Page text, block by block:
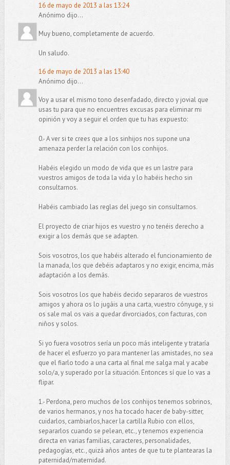
16 de mayo de 2013 a las 13:24
Anónimo dijo...
Muy bueno, completamente de acuerdo.
Un saludo.
16 de mayo de 2013 a las 13:40
Anónimo dijo...
Voy a usar el mismo tono desenfadado, directo y jovial que
usas tu para que no encuentres excusas para eliminar mi
opinión y voy a seguir el orden que tu has expuesto:
0.- A ver si te crees que a los sinhijos nos supone una
amenaza perder la relación con los conhijos.
Habéis elegido un modo de vida que es un lastre para
vuestros amigos de toda la vida y lo habéis hecho sin
consultarnos.
Habéis cambiado las reglas del juego sin consultarnos.
El proyecto de criar hijos es vuestro y no tenéis derecho a
exigir a los demás que se adapten.
Sois vosotros, los que habéis alterado el funcionamiento de
la manada, los que debéis adaptaros y no exigir, encima, más
adaptación a los demás.
Sois vosotros los que habéis decido separaros de vuestros
amigos y ahora os lo jugáis a una carta, vuestro cónyuge, y si
os sale mal os vais a quedar divorciados, con facturas, con
niños y solos.
Si yo fuera vosotros sería un poco más inteligente y trataría
de hacer el esfuerzo yo para mantener las amistades, no sea
que el fiarlo todo a una carta al final me salga mal y acabe
solo/a, y superado por la situación. Entonces sí que lo vas a
flipar.
1.- Perdona, pero muchos de los conhijos tenemos sobrinos,
de varios hermanos, y nos ha tocado hacer de baby-sitter,
cuidarlos, cambiarlos,hacer la cartilla Rubio con ellos,
separarlos cuando se pelean, etc., y tenemos experiencia
directa en varias familias, caracteres, personalidades,
pedagogías, etc., quizá años antes de que tu te plantearas la
paternidad/maternidad.